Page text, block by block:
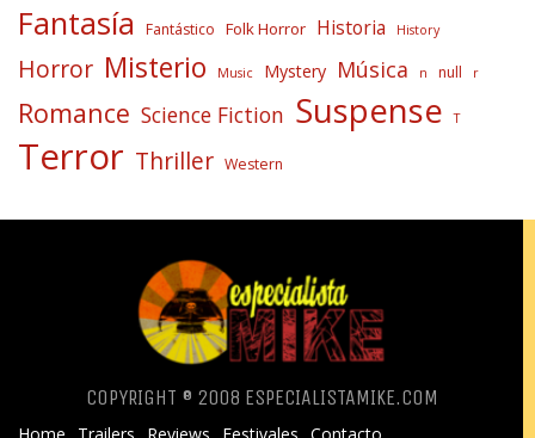
Fantasía Fantástico Folk Horror Historia History
Horror Misterio Music Mystery Música n null r
Romance Science Fiction Suspense T
Terror Thriller Western
COPYRIGHT ® 2008 ESPECIALISTAMIKE.COM